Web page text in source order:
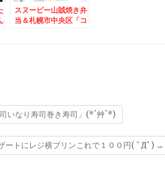
スヌーピー山賊焼き弁
当＆札幌市中央区「コ
いなり寿司巻き寿司」(*´艸`*)
ートにレジ横プリンこれで１００円( ﾟДﾟ) →